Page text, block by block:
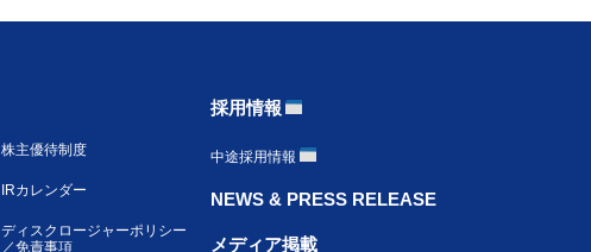
採用情報
株主優待制度
IRカレンダー
ディスクロージャーポリシー
／免責事項
中途採用情報
NEWS & PRESS RELEASE
メディア掲載